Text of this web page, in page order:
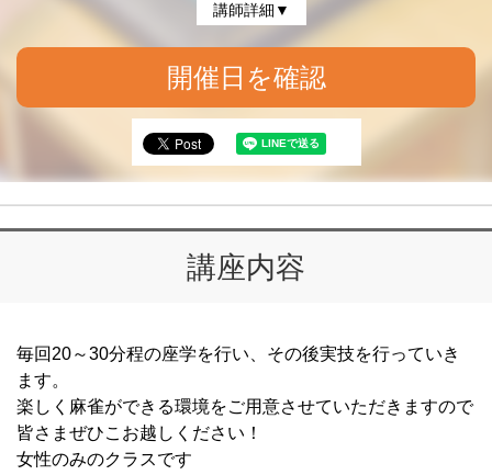
講師詳細▼
開催日を確認
講座内容
毎回20～30分程の座学を行い、その後実技を行っていき
ます。
楽しく麻雀ができる環境をご用意させていただきますので
皆さまぜひこお越しください！
女性のみのクラスです